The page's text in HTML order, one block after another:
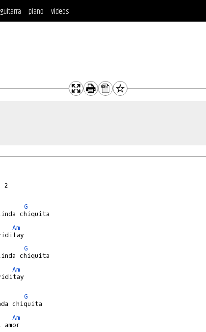
guitarra piano videos
2
G
Am
G
Am
G
Am